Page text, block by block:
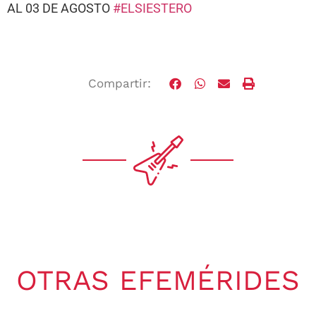
AL 03 DE AGOSTO #ELSIESTERO
Compartir:
OTRAS EFEMÉRIDES